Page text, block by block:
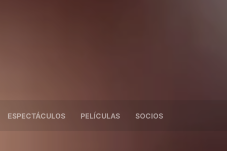
ESPECTÁCULOS PELÍCULAS SOCIOS